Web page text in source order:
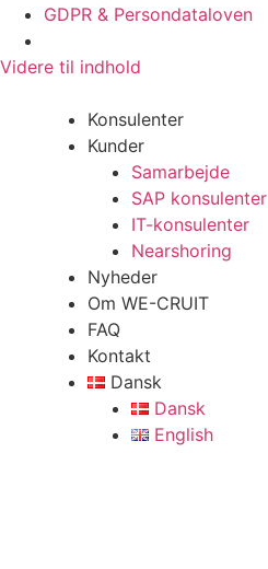
GDPR & Persondataloven
Videre til indhold
Konsulenter
Kunder
Samarbejde
SAP konsulenter
IT-konsulenter
Nearshoring
Nyheder
Om WE-CRUIT
FAQ
Kontakt
Dansk
Dansk
English